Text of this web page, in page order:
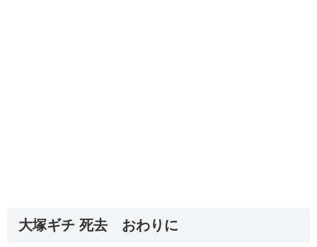
大塚ギチ 死去 おわりに